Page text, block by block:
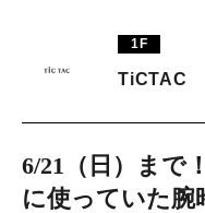
TAX FREE
JP
日本語
1F
TiCTAC
6/21（日）まで
に使っていた腕